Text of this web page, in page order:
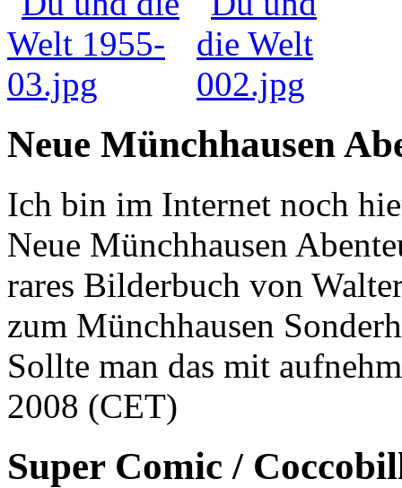
Neue Münchhausen
Ich bin im Internet noch
Neue Münchhausen
rares Bilderbuch von
zum Münchhausen
Sollte man das mit
2008 (CET)
Super Comic /